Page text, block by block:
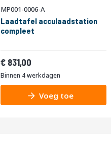
MP001-0006-A
Laadtafel acculaadstation
compleet
831,00
Binnen 4 werkdagen
Voeg toe